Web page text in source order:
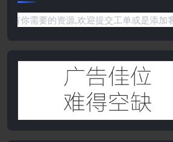
要的资源,欢迎提交工单或是添加客服微